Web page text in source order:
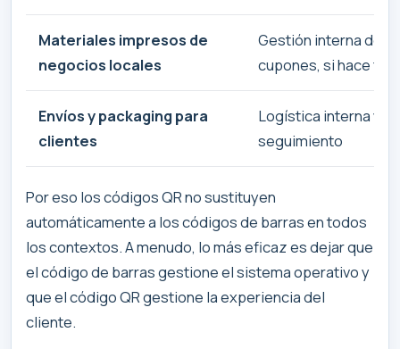
Materiales impresos de
negocios locales
Gestión interna de
cupones, si hace
Envíos y packaging para
clientes
Logística interna y
seguimiento
Por eso los códigos QR no sustituyen
automáticamente a los códigos de barras en todos
los contextos. A menudo, lo más eficaz es dejar que
el código de barras gestione el sistema operativo y
que el código QR gestione la experiencia del
cliente.